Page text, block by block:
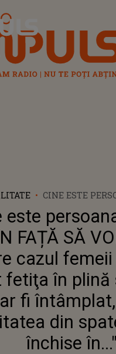
CINE ESTE
IEȘIT ÎN FAȚĂ
DESPRE CAZUL
BĂTUT FETIŢA
ȘI CE S-AR FI
"REALITATEA
este
FAȚĂ SĂ
cazul
fetiţa în plină
fi
din
închise în..."